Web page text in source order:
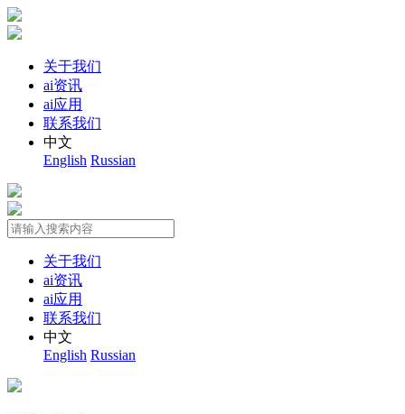
关于我们
ai资讯
ai应用
联系我们
中文
English Russian
关于我们
ai资讯
ai应用
联系我们
中文
English Russian